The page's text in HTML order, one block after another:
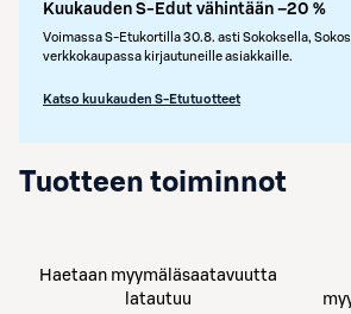
Kuukauden S-Edut vähintään –20 %
Voimassa S-Etukortilla 30.8. asti Sokoksella,
verkkokaupassa kirjautuneille asiakkaille.
Katso kuukauden S-Etutuotteet
Tuotteen toiminnot
Haetaan myymäläsaatavuutta
latautuu